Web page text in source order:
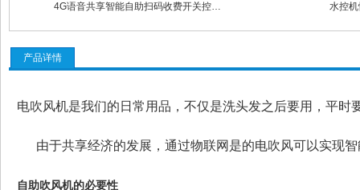
4G语音共享智能自助扫码收费开关控… 水控
产品详情
电吹风机是我们的日常用品，不仅是洗头发之后要用，平时
由于共享经济的发展，通过物联网 是的电吹风可以实现
自助吹风机的必要性